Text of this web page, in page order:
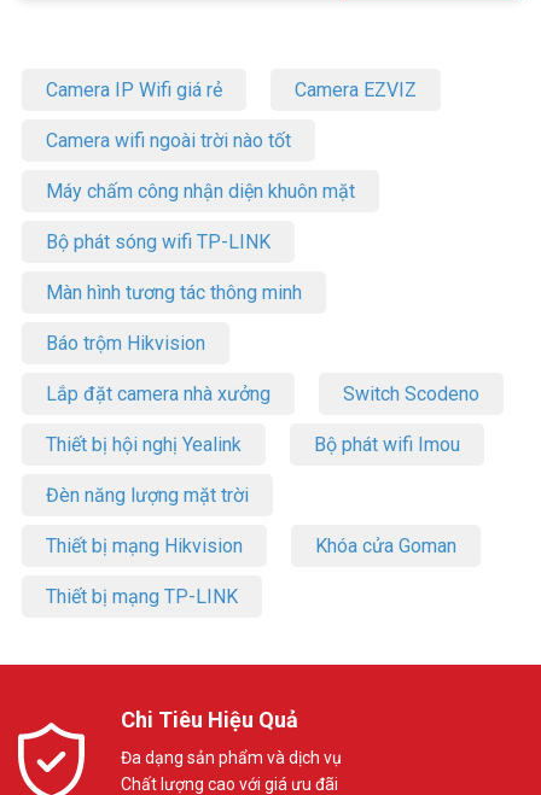
Camera IP Wifi giá rẻ Camera EZVIZ
Camera wifi ngoài trời nào tốt
Máy chấm công nhận diện khuôn mặt
Bộ phát sóng wifi TP-LINK
Màn hình tương tác thông minh
Báo trộm Hikvision
Lắp đặt camera nhà xưởng Switch Scodeno
Thiết bị hội nghị Yealink Bộ phát wifi Imou
Đèn năng lượng mặt trời
Thiết bị mạng Hikvision Khóa cửa Goman
Thiết bị mạng TP-LINK
Chi Tiêu Hiệu Quả
Đa dạng sản phẩm và dịch vụ
Chất lượng cao với giá ưu đãi